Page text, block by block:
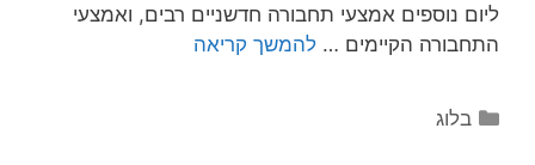
ליום נוספים אמצעי תחבורה חדשניים רבים, ואמצעי
התחבורה הקיימים …להמשך קריאה
בלוג